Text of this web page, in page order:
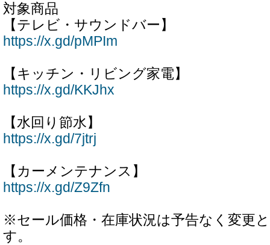
対象商品
【テレビ・サウンドバー】
https://x.gd/pMPIm
【キッチン・リビング家電】
https://x.gd/KKJhx
【水回り節水】
https://x.gd/7jtrj
【カーメンテナンス】
https://x.gd/Z9Zfn
※セール価格・在庫状況は予告なく変更
す。